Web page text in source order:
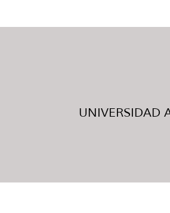
UNIVERSIDAD